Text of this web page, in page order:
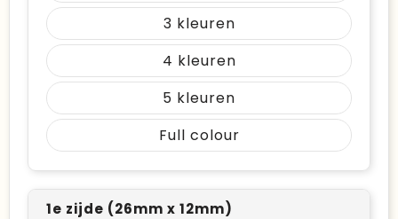
3
4
5
Full colour
1e zijde (26mm x 12mm)